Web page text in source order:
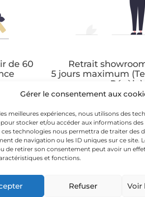
Gérer le consentement aux
meilleures expériences, nous utilisons des
pour stocker et/ou accéder aux informations des
technologies nous permettra de traiter des
de navigation ou les ID uniques sur ce site.
de retirer son consentement peut avoir un
et fonctions.
Refuser Voir
de 60
Retrait
5 jours maximum
en-Pévèle)
À